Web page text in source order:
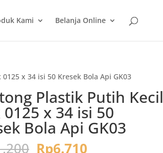
Kami Belanja Online
x 34 isi 50 Kresek Bola Api GK03
Plastik Putih Kecil
0125 x 34 isi 50
Bola Api GK03
Harga
Rp6.710